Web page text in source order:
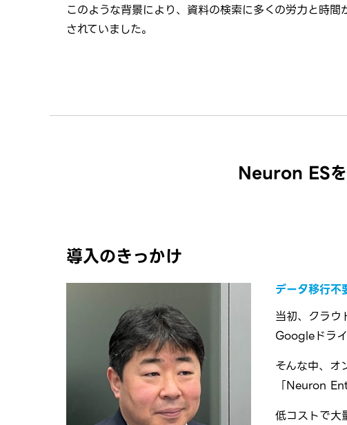
このような背景により、資料の検索に多くの労力と時
されていました。
Neuron ESを
導入のきっかけ
データ移行
当初、クラ
Googleドラ
そんな中、オ
「Neuron
低コストで大